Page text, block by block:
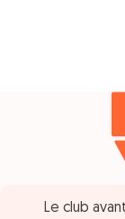
Le club